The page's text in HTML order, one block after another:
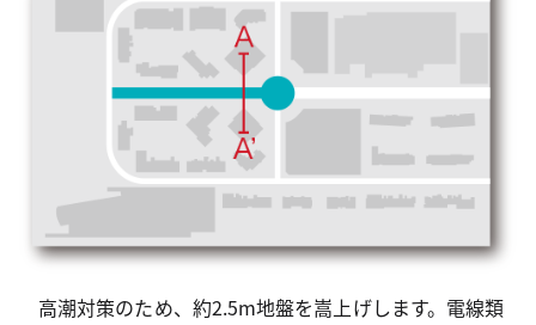
高潮対策のため、約2.5m地盤を嵩上げします。電線類